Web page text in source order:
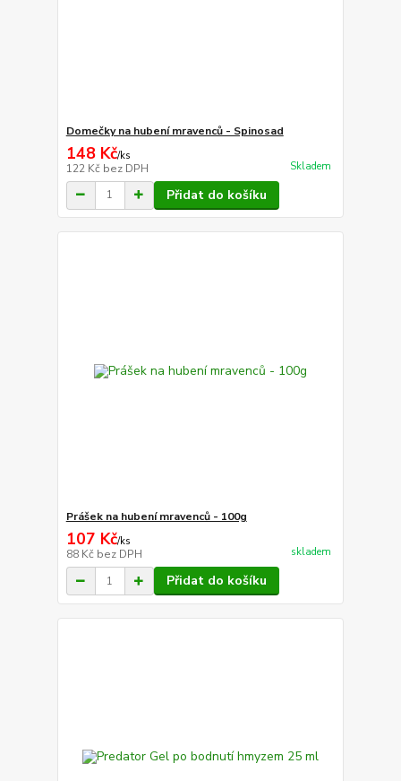
Domečky na hubení mravenců - Spinosad
148 Kč/ks
122 Kč bez DPH Skladem
Přidat do košíku
Prášek na hubení mravenců - 100g
107 Kč/ks
88 Kč bez DPH skladem
Přidat do košíku